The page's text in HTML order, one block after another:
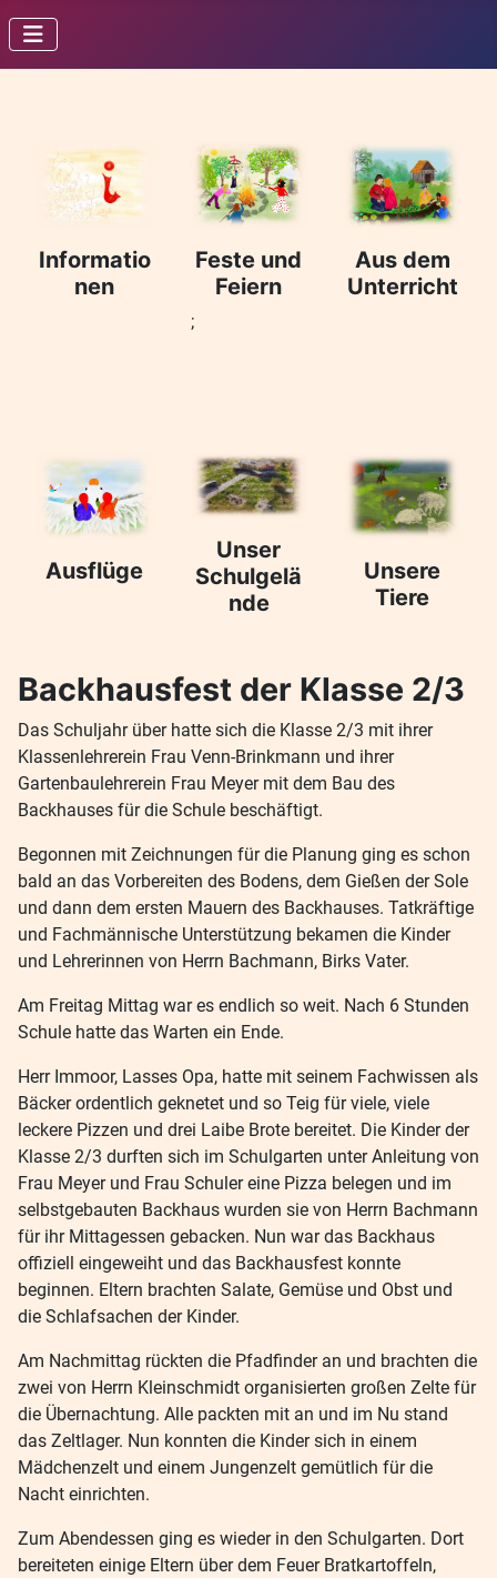
Informatio
nen
Feste und
Feiern
;
Aus dem
Unterricht
Ausflüge
Unser
Schulgelä
nde
Unsere
Tiere
Backhausfest der Klasse 2/3
Das Schuljahr über hatte sich die Klasse 2/3 mit ihrer
Klassenlehrerein Frau Venn-Brinkmann und ihrer
Gartenbaulehrerein Frau Meyer mit dem Bau des
Backhauses für die Schule beschäftigt.
Begonnen mit Zeichnungen für die Planung ging es schon
bald an das Vorbereiten des Bodens, dem Gießen der Sole
und dann dem ersten Mauern des Backhauses. Tatkräftige
und Fachmännische Unterstützung bekamen die Kinder
und Lehrerinnen von Herrn Bachmann, Birks Vater.
Am Freitag Mittag war es endlich so weit. Nach 6 Stunden
Schule hatte das Warten ein Ende.
Herr Immoor, Lasses Opa, hatte mit seinem Fachwissen als
Bäcker ordentlich geknetet und so Teig für viele, viele
leckere Pizzen und drei Laibe Brote bereitet. Die Kinder der
Klasse 2/3 durften sich im Schulgarten unter Anleitung von
Frau Meyer und Frau Schuler eine Pizza belegen und im
selbstgebauten Backhaus wurden sie von Herrn Bachmann
für ihr Mittagessen gebacken. Nun war das Backhaus
offiziell eingeweiht und das Backhausfest konnte
beginnen. Eltern brachten Salate, Gemüse und Obst und
die Schlafsachen der Kinder.
Am Nachmittag rückten die Pfadfinder an und brachten die
zwei von Herrn Kleinschmidt organisierten großen Zelte für
die Übernachtung. Alle packten mit an und im Nu stand
das Zeltlager. Nun konnten die Kinder sich in einem
Mädchenzelt und einem Jungenzelt gemütlich für die
Nacht einrichten.
Zum Abendessen ging es wieder in den Schulgarten. Dort
bereiteten einige Eltern über dem Feuer Bratkartoffeln,